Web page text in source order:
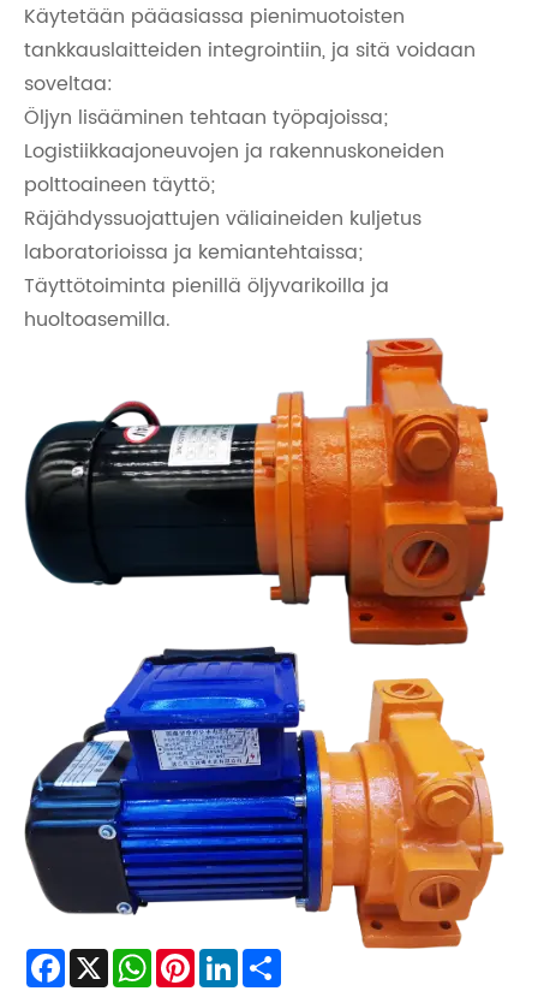
Käytetään pääasiassa pienimuotoisten
tankkauslaitteiden integrointiin, ja sitä voidaan
soveltaa:
Öljyn lisääminen tehtaan työpajoissa;
Logistiikkaajoneuvojen ja rakennuskoneiden
polttoaineen täyttö;
Räjähdyssuojattujen väliaineiden kuljetus
laboratorioissa ja kemiantehtaissa;
Täyttötoiminta pienillä öljyvarikoilla ja
huoltoasemilla.
Facebook
X WhatsApp
PinterestLinkedIn